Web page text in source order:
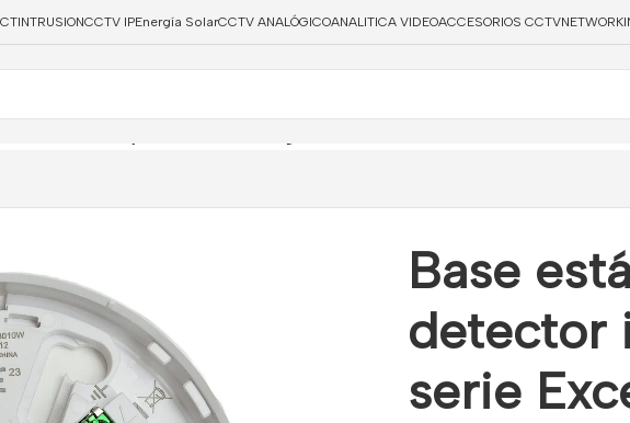
INTRUSIONCCTV IPEnergía SolarCCTV ANALÓGICOANALITICA VIDEOACCESORIOS CCTV
Base
detector
serie